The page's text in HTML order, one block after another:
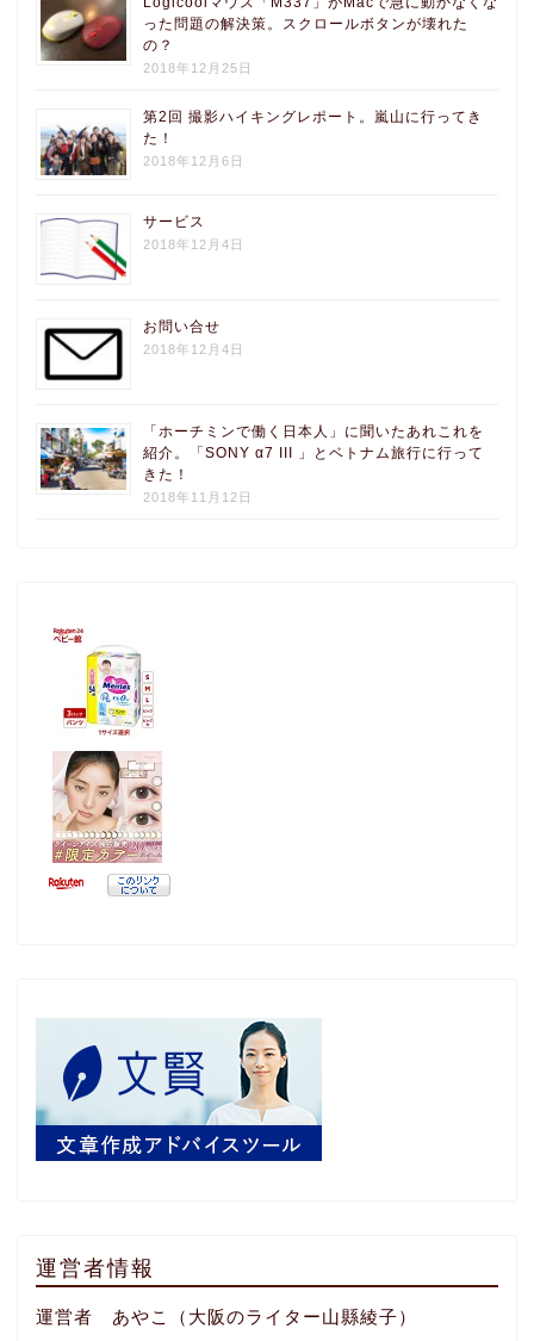
った問題の解決策。スクロールボタンが壊れた
の？
2018年12月25日
第2回 撮影ハイキングレポート。嵐山に行ってき
た！
2018年12月6日
サービス
2018年12月4日
お問い合せ
2018年12月4日
「ホーチミンで働く日本人」に聞いたあれこれを
紹介。「SONY α7 III 」とベトナム旅行に行って
きた！
2018年11月12日
運営者情報
運営者 あやこ（大阪のライター山縣綾子）